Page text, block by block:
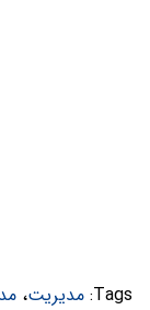
Tags: مدیریت،